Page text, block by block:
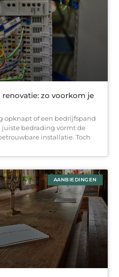
zo voorkom je
opknapt of een bedrijfspand
bedrading vormt de
installatie. Toch
AANBIEDINGEN